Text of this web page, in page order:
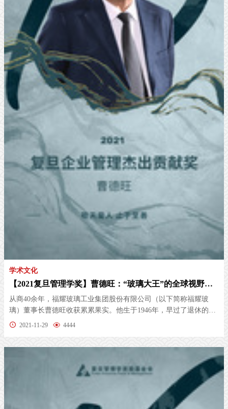
学术文化
【2021复旦管理学奖】曹德旺：“玻璃大王”的全球视野与公益人生
从商40余年，福耀玻璃工业集团股份有限公司（以下简称福耀玻
璃）董事长曹德旺收获累累果实。他生于1946年，早过了退休的年
纪，但他创...
2021-11-29 4444